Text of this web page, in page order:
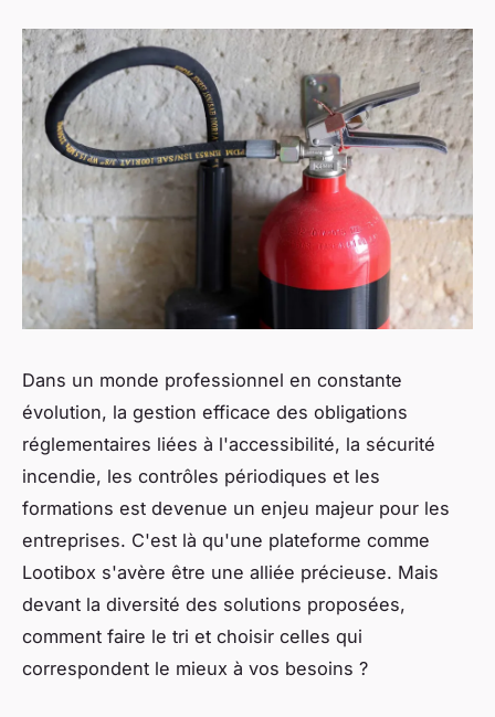
Dans un monde professionnel en constante
évolution, la gestion efficace des obligations
réglementaires liées à l'accessibilité, la sécurité
incendie, les contrôles périodiques et les
formations est devenue un enjeu majeur pour les
entreprises. C'est là qu'une plateforme comme
Lootibox s'avère être une alliée précieuse. Mais
devant la diversité des solutions proposées,
comment faire le tri et choisir celles qui
correspondent le mieux à vos besoins ?